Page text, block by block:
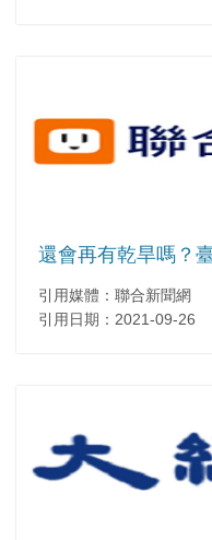
還會再有乾旱嗎？
引用媒體：聯合新聞網
引用日期：2021-09-26